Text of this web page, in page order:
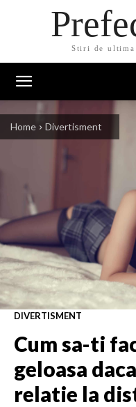
Stiri de
Home Divertisment
DIVERTISMENT
Cum sa-ti
geloasa
relatie la